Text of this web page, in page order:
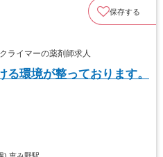
保存する
ライマーの薬剤師求人
る環境が整っております。